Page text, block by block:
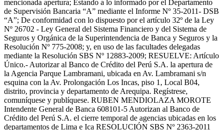
mencionada apertura; Estando a lo informado por el Departamento
de Supervisión Bancaria “A” mediante el Informe Nº 35-2011- DSB
“A”; De conformidad con lo dispuesto por el artículo 32º de la Ley
Nº 26702 - Ley General del Sistema Financiero y del Sistema de
Seguros y Orgánica de la Superintendencia de Banca y Seguros y la
Resolución Nº 775-2008; y, en uso de las facultades delegadas
mediante la Resolución SBS Nº 12883-2009; RESUELVE: Artículo
Único.- Autorizar al Banco de Crédito del Perú S.A. la apertura de
la Agencia Parque Lambramani, ubicada en Av. Lambramani s/n
esquina con la Av. Prolongación Los Incas, piso 1, Local B04,
distrito, provincia y departamento de Arequipa. Regístrese,
comuníquese y publíquese. RUBEN MENDIOLAZA MOROTE
Intendente General de Banca 608101-5 Autorizan al Banco de
Crédito del Perú S.A. el cierre temporal de agencias ubicadas en los
departamentos de Lima e Ica RESOLUCIÓN SBS Nº 2363-2011